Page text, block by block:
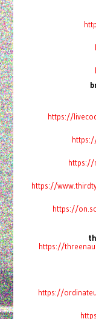
https://
https://
https://
https://
https://
https://